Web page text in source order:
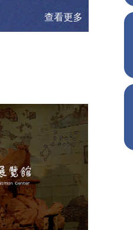
查看更多
物馆展厅设计
企业展厅设计
产品展厅设计